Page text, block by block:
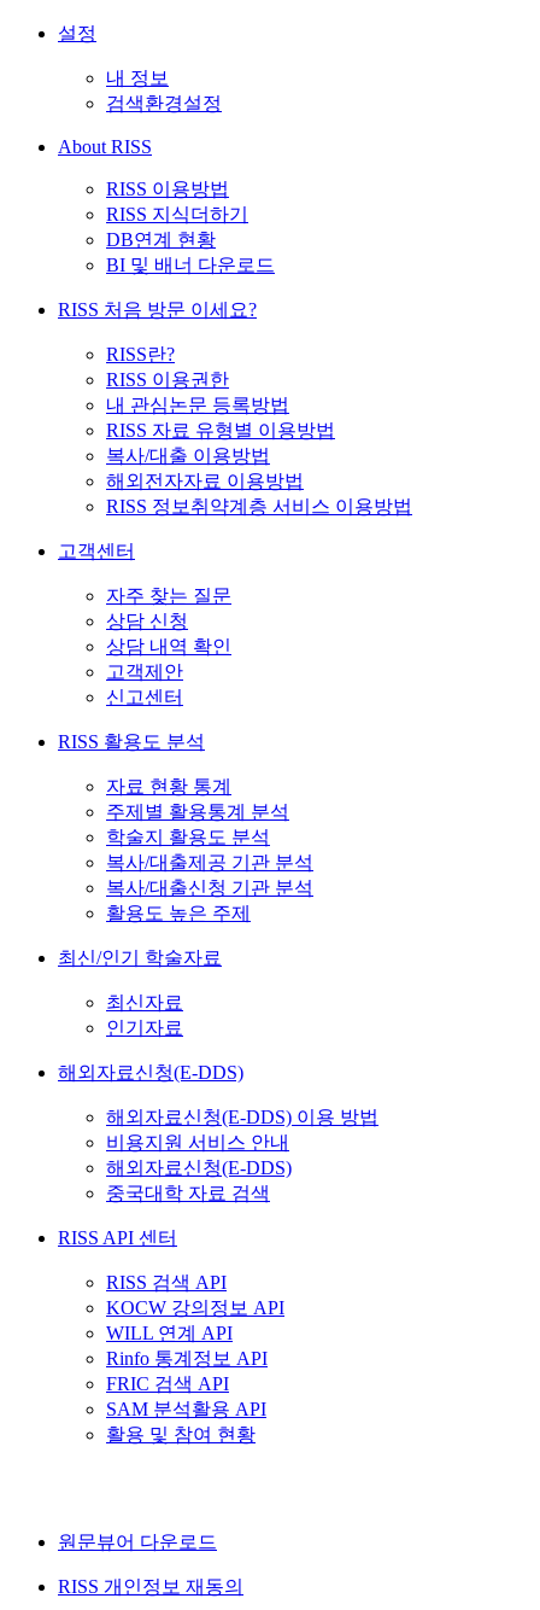
설정
내 정보
검색환경설정
About RISS
RISS 이용방법
RISS 지식더하기
DB연계 현황
BI 및 배너 다운로드
RISS 처음 방문 이세요?
RISS란?
RISS 이용권한
내 관심논문 등록방법
RISS 자료 유형별 이용방법
복사/대출 이용방법
해외전자자료 이용방법
RISS 정보취약계층 서비스 이용방법
고객센터
자주 찾는 질문
상담 신청
상담 내역 확인
고객제안
신고센터
RISS 활용도 분석
자료 현황 통계
주제별 활용통계 분석
학술지 활용도 분석
복사/대출제공 기관 분석
복사/대출신청 기관 분석
활용도 높은 주제
최신/인기 학술자료
최신자료
인기자료
해외자료신청(E-DDS)
해외자료신청(E-DDS) 이용 방법
비용지원 서비스 안내
해외자료신청(E-DDS)
중국대학 자료 검색
RISS API 센터
RISS 검색 API
KOCW 강의정보 API
WILL 연계 API
Rinfo 통계정보 API
FRIC 검색 API
SAM 분석활용 API
활용 및 참여 현황
원문뷰어 다운로드
RISS 개인정보 재동의